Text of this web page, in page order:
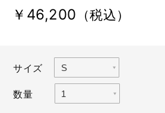
￥46,200 （税込）
サイズ
数量